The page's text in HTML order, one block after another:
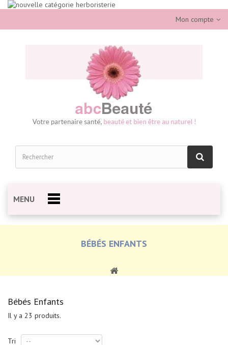
Mon compte
MENU
BÉBÉS ENFANTS
Bébés Enfants
Il y a 23 produits.
Tri